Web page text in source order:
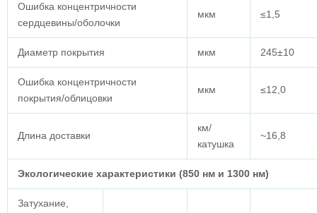
Ошибка концентричности
сердцевины/оболочки
мкм ≤1,5
Диаметр покрытия мкм 245±10
Ошибка концентричности
покрытия/облицовки
мкм ≤12,0
Длина доставки
км/
катушка
~16,8
Экологические характеристики (850 нм и 1300 нм)
Затухание,